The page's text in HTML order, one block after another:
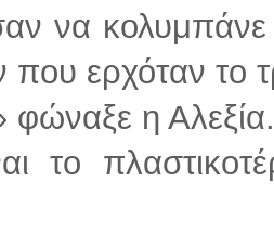
να κολυμπάνε
που ερχόταν το
φώναξε η Αλεξία.
το